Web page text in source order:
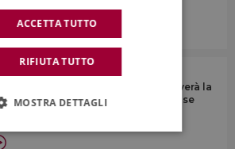
vino italiano, come in passato, troverà la
innovativa per superare una fase
ACCETTA TUTTO
RIFIUTA TUTTO
MOSTRA DETTAGLI